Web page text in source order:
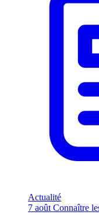
Actualité
7 août Connaître